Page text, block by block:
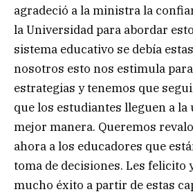
agradeció a la ministra la
la Universidad para abordar
sistema educativo se debía
nosotros esto nos estimula
estrategias y tenemos que
que los estudiantes lleguen a la
mejor manera. Queremos
ahora a los educadores que
toma de decisiones. Les felicito
mucho éxito a partir de estas